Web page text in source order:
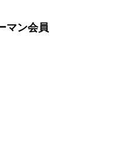
マン会員